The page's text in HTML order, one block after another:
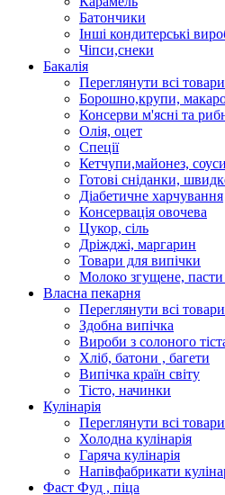
Батончики
Інші кондитерські
Чіпси,снеки
Бакалія
Переглянути всі товари
Борошно,крупи,
Консерви м'ясні та
Олія, оцет
Спеції
Кетчупи,майонез,
Готові сніданки,
Діабетичне харчування
Консервація овочева
Цукор, сіль
Дріжджі, маргарин
Товари для випічки
Молоко згущене, пасти
Власна пекарня
Переглянути всі товари
Здобна випічка
Вироби з солоного
Хліб, батони , багети
Випічка країн світу
Тісто, начинки
Кулінарія
Переглянути всі товари
Холодна кулінарія
Гаряча кулінарія
Напівфабрикати
Фаст Фуд , піца